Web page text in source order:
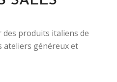
des produits italiens de
ateliers généreux et